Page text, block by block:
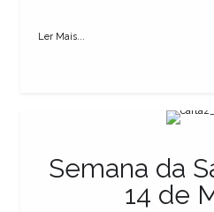
Ler Mais...
Semana da
14 de